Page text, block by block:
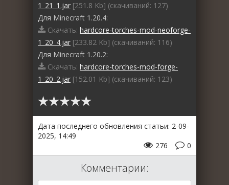
1_21_1.jar [251.8 Kb] (cкачиваний: 127)
Для Minecraft 1.20.4:
Скачать: hardcore-torches-mod-neoforge-
1_20_4.jar [233.82 Kb] (cкачиваний: 116)
Для Minecraft 1.20.2:
Скачать: hardcore-torches-mod-forge-
1_20_2.jar [152.01 Kb] (cкачиваний: 123)
Дата последнего обновления статьи: 2-09-
2025, 14:49
0
276
Комментарии: